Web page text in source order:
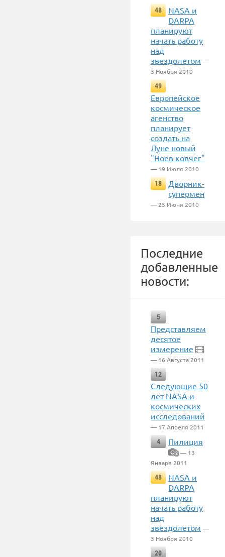
48
NASA и
DARPA
планируют
начать работу
над
звездолетом —
3 Ноября 2010
49
Европейское
космическое
агенство
планирует
создать на
Луне новый
"Ноев ковчег"
— 19 Июля 2010
18
Дворник-
супермен
— 25 Июня 2010
Последние
добавленные
новости:
5
Представляем
десятое
измерение
— 16 Августа 2011
12
Следующие 50
лет NASA и
космических
исследований
— 17 Апреля 2011
4
Пилиция
2 — 13
Января 2011
48
NASA и
DARPA
планируют
начать работу
над
звездолетом —
3 Ноября 2010
20